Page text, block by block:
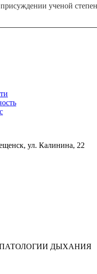
ученой
ул. Калинина, 22
ПАТОЛОГИИ ДЫХАНИЯ